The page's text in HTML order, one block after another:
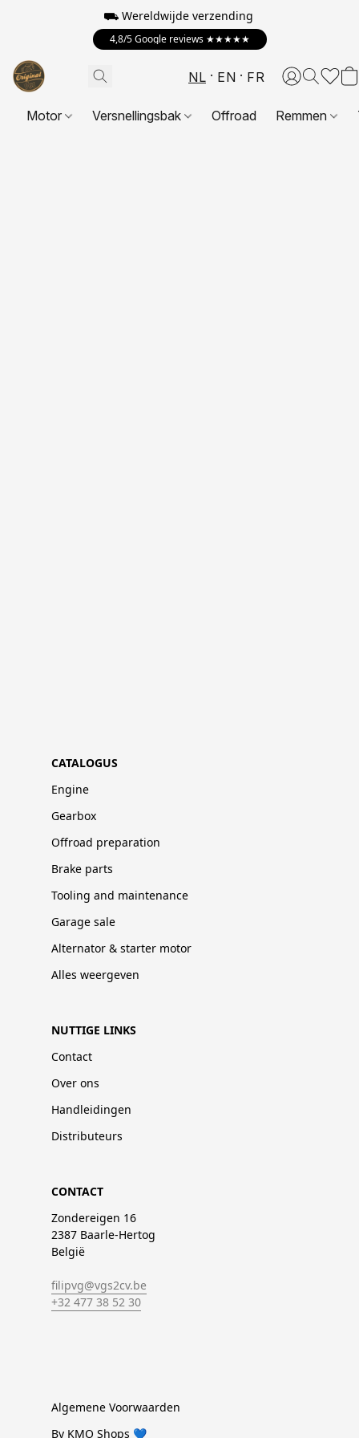
⛟ Wereldwijde verzending
4,8/5 Google reviews ★★★★★
NL EN FR
Motor Versnellingsbak Offroad Remmen
CATALOGUS
Engine
Gearbox
Offroad preparation
Brake parts
Tooling and maintenance
Garage sale
Alternator & starter motor
Alles weergeven
NUTTIGE LINKS
Contact
Over ons
Handleidingen
Distributeurs
CONTACT
Zondereigen 16
2387 Baarle-Hertog
België
filipvg@vgs2cv.be
+32 477 38 52 30
Algemene Voorwaarden
By KMO Shops 💙